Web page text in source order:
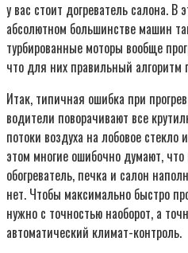
у вас стоит догреватель салона. В
абсолютном большинстве машин
турбированные моторы вообще
что для них правильный алгоритм
Итак, типичная ошибка при
водители поворачивают все
потоки воздуха на лобовое
этом многие ошибочно думают,
обогреватель, печка и салон
нет. Чтобы максимально быстро
нужно с точностью наоборот, а
автоматический климат-контроль.